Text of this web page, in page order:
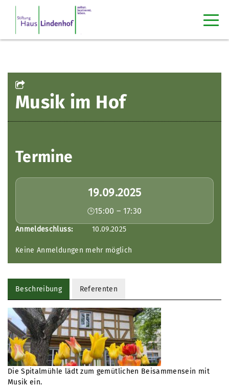
Musik im Hof
Termine
19.09.2025
15:00 – 17:30
Anmeldeschluss: 10.09.2025
Keine Anmeldungen mehr möglich
Beschreibung Referenten
Die Spitalmühle lädt zum gemütlichen Beisammensein mit
Musik ein.